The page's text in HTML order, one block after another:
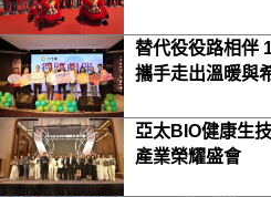
替代役役路相伴
攜手走出溫暖與
亞太BIO健康生
產業榮耀盛會